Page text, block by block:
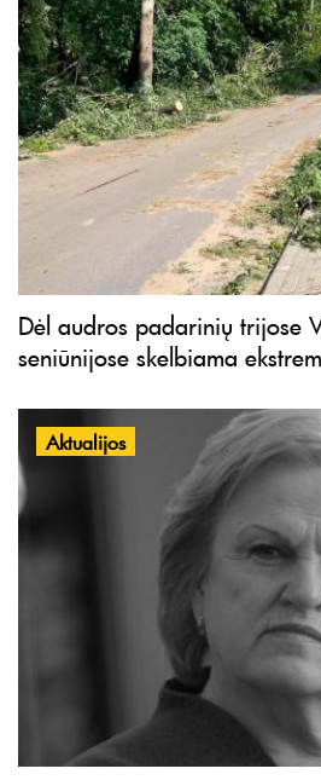
Dėl audros padarinių trijose
seniūnijose skelbiama
Aktualijos